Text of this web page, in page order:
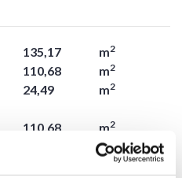
135,17 m2
110,68 m2
24,49 m2
110,68 m2
m2
2